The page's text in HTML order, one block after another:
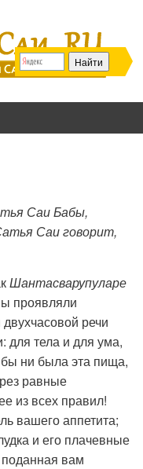
Саи Бабы,
Саи говорит,
Шантасварупуларе
проявляли
речи
для тела и для ума,
бы ни была эта пища,
равные
из всех правил!
вашего аппетита;
и его плачевные
вам